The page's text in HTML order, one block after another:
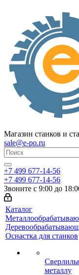
Магазин станков и
sale@e-po.ru
+7 499 677-14-56
+7 499 677-14-56
Звоните с 9:00 до
Каталог
Оснастка для станков
металлу